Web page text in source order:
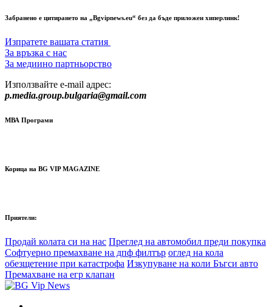
Забранено е цитирането на „Bgvipnews.eu“ без да бъде приложен хиперлинк!
Изпратете вашата статия
За връзка с нас
За медиино партньорство
Използвайте e-mail адрес:
p.media.group.bulgaria@gmail.com
МВА Програми
Корица на BG VIP MAGAZINE
Приятели:
Продай колата си на нас Преглед на автомобил преди покупка
Софтуерно премахване на дпф филтър оглед на кола
обезщетение при катастрофа Изкупуване на коли Бъгси авто
Премахване на егр клапан